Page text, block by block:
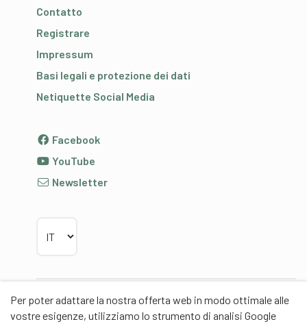
Per poter adattare la nostra offerta web in modo ottimale alle
vostre esigenze, utilizziamo lo strumento di analisi Google
Contatto
Registrare
Impressum
Basi legali e protezione dei dati
Netiquette Social Media
Facebook
YouTube
Newsletter
Partner